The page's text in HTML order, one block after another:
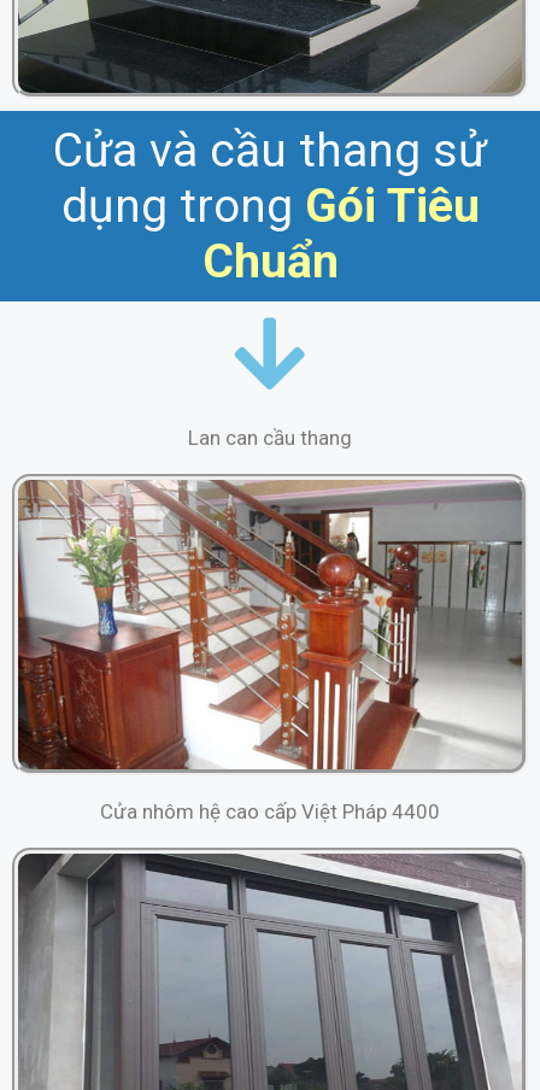
Cửa và cầu thang sử
dụng trong Gói Tiêu
Chuẩn
Lan can cầu thang
Cửa nhôm hệ cao cấp Việt Pháp 4400